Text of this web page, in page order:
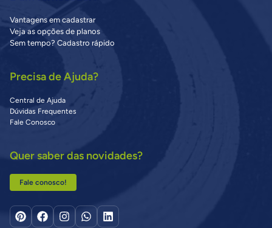
Vantagens em cadastrar
Veja as opções de planos
Sem tempo? Cadastro rápido
Precisa de Ajuda?
Central de Ajuda
Dúvidas Frequentes
Fale Conosco
Quer saber das novidades?
Fale conosco!